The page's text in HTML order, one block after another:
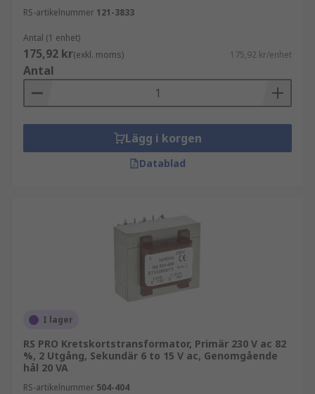
RS-artikelnummer 121-3833
Antal (1 enhet)
175,92 kr(exkl. moms) 175,92 kr/enhet
Antal
Lägg i korgen
Datablad
I lager
RS PRO Kretskortstransformator, Primär 230 V ac 82
%, 2 Utgång, Sekundär 6 to 15 V ac, Genomgående
hål 20 VA
RS-artikelnummer 504-404